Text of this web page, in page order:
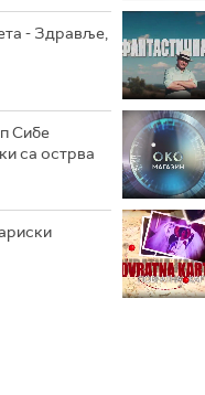
- Здравље,
Сибе
са острва